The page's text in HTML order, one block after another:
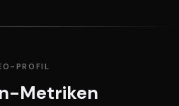
PROFIL
Metriken